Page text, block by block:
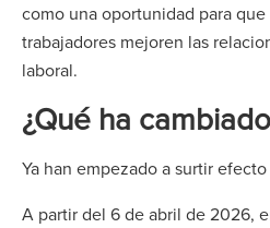
como una oportunidad para
trabajadores mejoren las
laboral.
¿Qué ha
Ya han empezado a surtir
A partir del 6 de abril de 2026,